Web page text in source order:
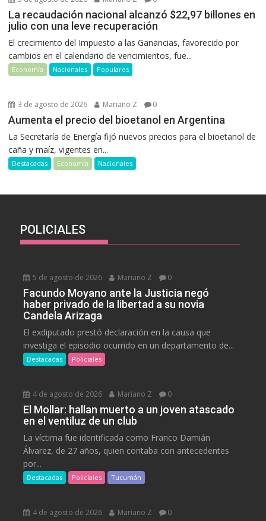
La recaudación nacional alcanzó $22,97 billones en
julio con una leve recuperación
El crecimiento del Impuesto a las Ganancias, favorecido por
cambios en el calendario de vencimientos, fue...
Economía Nacionales Populares
3 de agosto de 2026 Mariano Z 0
Aumenta el precio del bioetanol en Argentina
La Secretaría de Energía fijó nuevos precios para el bioetanol de
caña y maíz, vigentes en...
Destacadas Economía Nacionales
POLICIALES
5 de agosto de 2026 Mariano Z 0
Facundo Moyano ante la Justicia negó
haber privado de la libertad a su novia
Candela Arizaga
El exdiputado prestó declaración en la causa que
investiga el episodio ocurrido en un departamento de...
Destacadas Policiales
4 de agosto de 2026 Mariano Z 0
El Mollar: hallan muerto a un joven atascado
en el ventiluz de un club
La víctima fue identificada como Franco Damián
Álvarez, de 27 años, quien contaba con antecedentes
por...
Destacadas Policiales Tucumán
4 de agosto de 2026 Mariano Z 0